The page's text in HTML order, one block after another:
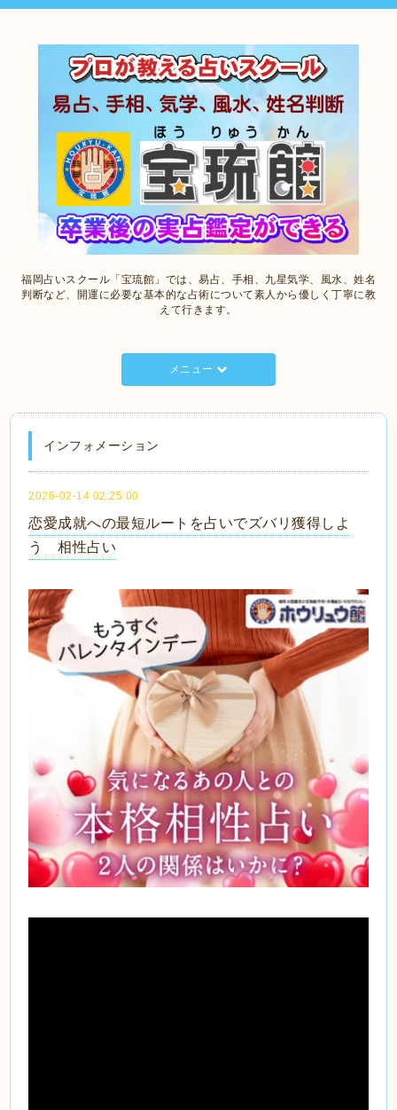
福岡占いスクール「宝琉館」では、易占、手相、九星気学、風水、姓名
判断など、開運に必要な基本的な占術について素人から優しく丁寧に教
えて行きます。
メニュー
インフォメーション
2026-02-14 02:25:00
恋愛成就への最短ルートを占いでズバリ獲得しよ
う 相性占い